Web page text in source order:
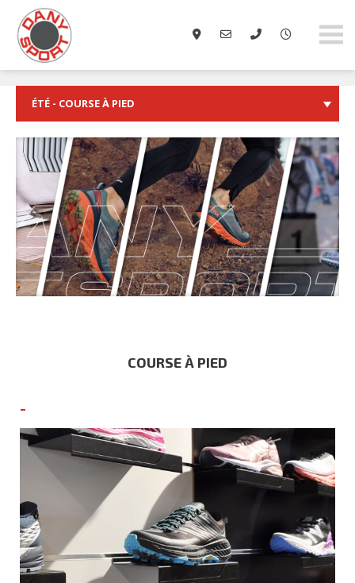
ÉTÉ - COURSE À PIED
COURSE À PIED
-